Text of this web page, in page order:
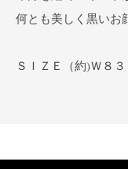
何とも美しく黒いお
ＳＩＺＥ（約)Ｗ８